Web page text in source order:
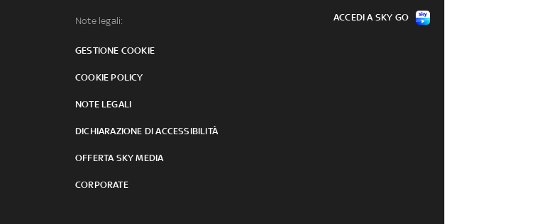
Note legali:
GESTIONE COOKIE
COOKIE POLICY
NOTE LEGALI
DICHIARAZIONE DI ACCESSIBILITÀ
OFFERTA SKY MEDIA
CORPORATE
ACCEDI A SKY GO